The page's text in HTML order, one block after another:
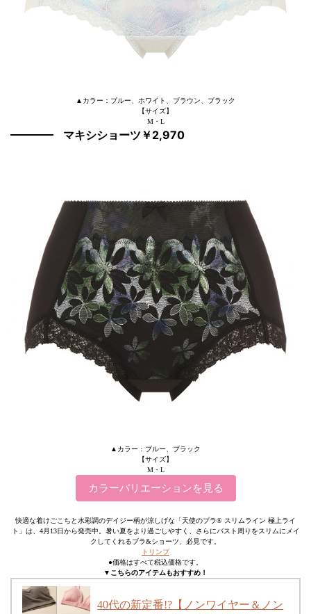
▲カラー：ブルー、ホワイト、ブラウン、ブラック
【サイズ】
M・L
マキシショーツ￥2,970
▲カラー：ブルー、ブラック
【サイズ】
M・L
カラーバリエーションを見る
快適な着けごこちと水彩調のデイジー柄が涼しげな「天使のブラ® スリムライン 極上ライ
ト」は、4月13日から発売中。暑い夏をより過ごしやすく、さらにバスト周りをスリムにメイ
クしてくれるブラ&ショーツ、必見です。
トリンプ
●価格はすべて税込価格です。
▼こちらのアイテムもおすすめ！
40代の新定番!?【ノンワイヤー＆ノン